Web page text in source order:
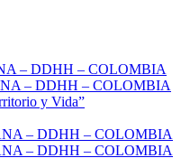
– DDHH – COLOMBIA
– DDHH – COLOMBIA
y Vida”
– DDHH – COLOMBIA
– DDHH – COLOMBIA